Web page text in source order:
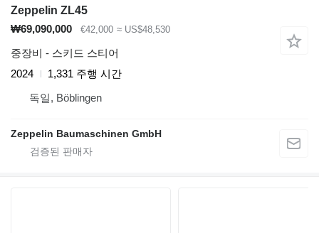
Zeppelin ZL45
₩69,090,000
€42,000 ≈ US$48,530
중장비 - 스키드 스티어
2024
1,331 주행 시간
독일, Böblingen
Zeppelin Baumaschinen GmbH